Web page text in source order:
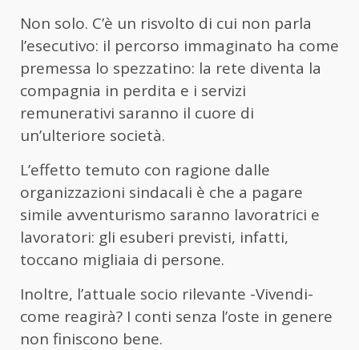
Non solo. C’è un risvolto di cui non parla
l’esecutivo: il percorso immaginato ha come
premessa lo spezzatino: la rete diventa la
compagnia in perdita e i servizi
remunerativi saranno il cuore di
un’ulteriore società.
L’effetto temuto con ragione dalle
organizzazioni sindacali è che a pagare
simile avventurismo saranno lavoratrici e
lavoratori: gli esuberi previsti, infatti,
toccano migliaia di persone.
Inoltre, l’attuale socio rilevante -Vivendi-
come reagirà? I conti senza l’oste in genere
non finiscono bene.